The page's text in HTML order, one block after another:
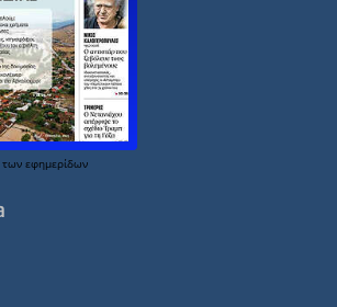
των εφημερίδων